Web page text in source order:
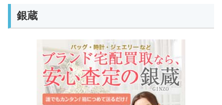
銀蔵